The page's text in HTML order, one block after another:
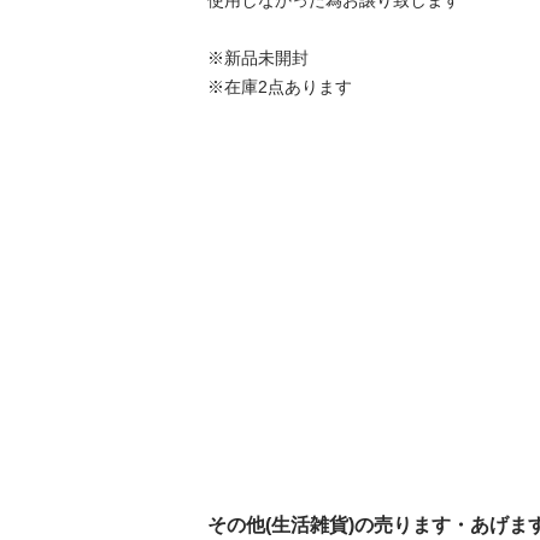
※新品未開封
※在庫2点あります
その他(生活雑貨)の売ります・あげま